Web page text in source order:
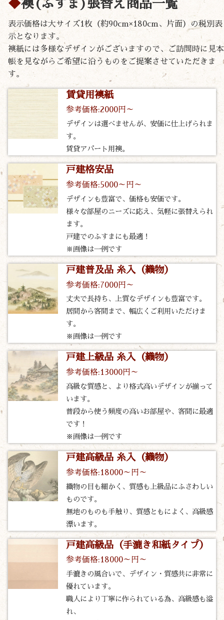
襖(ふすま)張替え商品一覧
表示価格は大サイズ1枚（約90cm×180cm、片面）の税別表
示となります。
襖紙には多様なデザインがございますので、ご訪問時に見本
帳を見ながらご希望に沿うものをご提案させていただきま
す。
賃貸用襖紙
参考価格:2000円～
デザインは選べませんが、安価に仕上げられま
す。
賃貸アパート用襖。
戸建格安品
参考価格:5000～円～
デザインも豊富で、価格も安価です。
様々な部屋のニーズに応え、気軽に張替えられ
ます。
戸建でのふすまにも最適！
※画像は一例です
戸建普及品 糸入（織物）
参考価格:7000円～
丈夫で長持ち、上質なデザインも豊富です。
居間から客間まで、幅広くご利用いただけま
す。
※画像は一例です
戸建上級品 糸入（織物）
参考価格:13000円～
高級な質感と、より格式高いデザインが揃って
います。
普段から使う頻度の高いお部屋や、客間に最適
です！
※画像は一例です
戸建高級品 糸入（織物）
参考価格:18000～円～
織物の目も細かく、質感も上級品にふさわしい
ものです。
無地のものも手触り、質感ともによく、高級感
漂います。
戸建高級品（手漉き和紙タイプ）
参考価格:18000～円～
手漉きの風合いで、デザイン・質感共に非常に
優れています。
職人により丁寧に作られている為、高級感も溢
れ、